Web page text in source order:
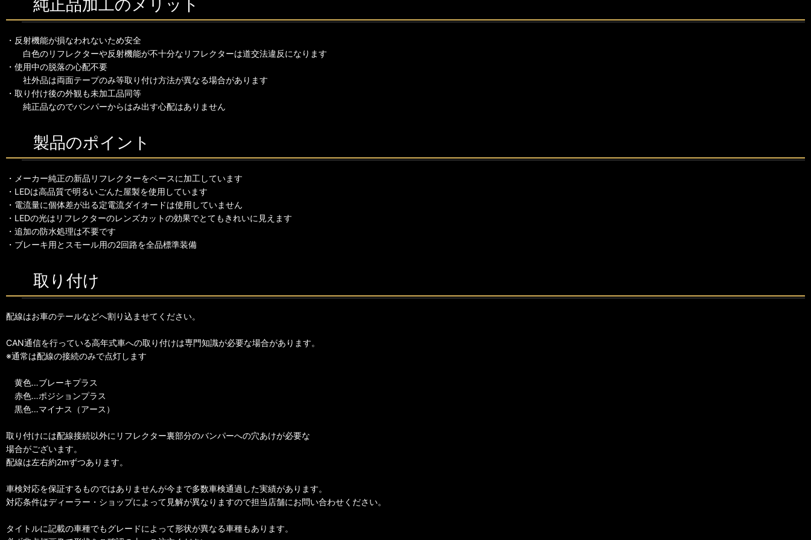
純正品加工のメリット
・反射機能が損なわれないため安全
白色のリフレクターや反射機能が不十分なリフレクターは道交法違反になります
・使用中の脱落の心配不要
社外品は両面テープのみ等取り付け方法が異なる場合があります
・取り付け後の外観も未加工品同等
純正品なのでバンパーからはみ出す心配はありません
製品のポイント
・メーカー純正の新品リフレクターをベースに加工しています
・LEDは高品質で明るいごんた屋製を使用しています
・電流量に個体差が出る定電流ダイオードは使用していません
・LEDの光はリフレクターのレンズカットの効果でとてもきれいに見えます
・追加の防水処理は不要です
・ブレーキ用とスモール用の2回路を全品標準装備
取り付け
配線はお車のテールなどへ割り込ませてください。
CAN通信を行っている高年式車への取り付けは専門知識が必要な場合があります。
※通常は配線の接続のみで点灯します
黄色…ブレーキプラス
赤色…ポジションプラス
黒色…マイナス（アース）
取り付けには配線接続以外にリフレクター裏部分のバンパーへの穴あけが必要な
場合がございます。
配線は左右約2mずつあります。
車検対応を保証するものではありませんが今まで多数車検通過した実績があります。
対応条件はディーラー・ショップによって見解が異なりますので担当店舗にお問い合わせください。
タイトルに記載の車種でもグレードによって形状が異なる車種もあります。